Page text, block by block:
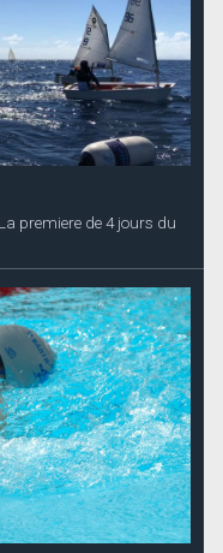
premiere de 4 jours du